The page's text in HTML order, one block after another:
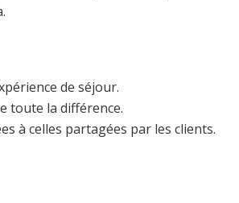
de séjour.
toute la différence.
à celles partagées par les clients.